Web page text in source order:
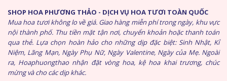
SHOP HOA PHƯƠNG THẢO - DỊCH VỤ HOA TƯƠI TOÀN QUỐC
Mua hoa tươi không lo về giá. Giao hàng miễn phí trong ngày, khu vực
nội thành phố. Thu tiền mặt tận nơi, chuyển khoản hoặc thanh toán
qua thẻ. Lựa chọn hoàn hảo cho những dịp đặc biệt: Sinh Nhật, Kỉ
Niệm, Lãng Mạn, Ngày Phụ Nữ, Ngày Valentine, Ngày của Mẹ. Ngoài
ra, Hoaphuongthao nhận đặt vòng hoa, kệ hoa khai trương, chúc
mừng và cho các dịp khác.